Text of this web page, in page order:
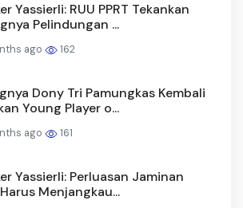
Yassierli: RUU PPRT Tekankan
Pelindungan ...
ago 162
Dony Tri Pamungkas Kembali
Young Player o...
ago 161
Yassierli: Perluasan Jaminan
Menjangkau...